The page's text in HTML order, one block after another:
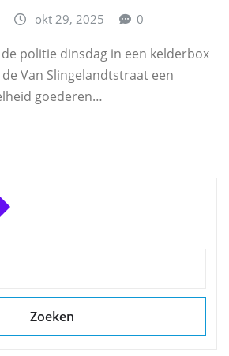
okt 29, 2025 0
politie dinsdag in een kelderbox
Van Slingelandtstraat een
goederen…
Zoeken